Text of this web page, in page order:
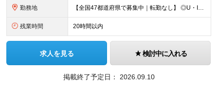
勤務地 【全国47都道府県で募集中｜転勤なし】 ◎U・Iターン歓迎！家具家電付き＆家賃ナシの社員寮を完備 ◎東京支店は2025年7月に移転したばかりの綺麗なオフィス 東京・横浜・大阪・名古屋・福岡など 全国
残業時間 20時間以内
求人を見る 検討中に入れる
掲載終了予定日： 2026.09.10